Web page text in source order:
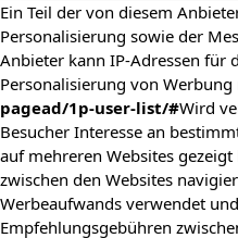
Ein Teil der von diesem
Personalisierung sowie der
Anbieter kann IP-Adressen für
Personalisierung von Werbung
pagead/1p-user-list/#Wird
Besucher Interesse an
auf mehreren Websites
zwischen den Websites
Werbeaufwands verwendet
Empfehlungsgebühren